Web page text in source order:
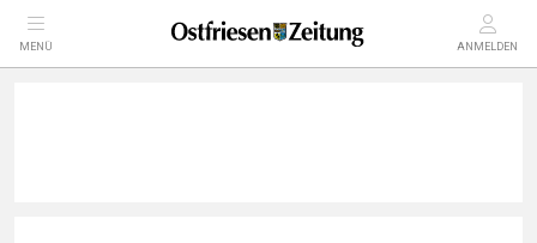
MENÜ ANMELDEN